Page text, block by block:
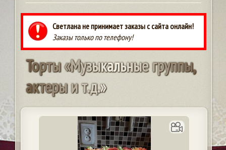
Светлана не принимает заказы с сайта онлайн!
Заказы только по телефону!
Торты«Музыкальныегруппы,
актерыит.д.»